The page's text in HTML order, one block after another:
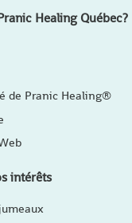
avez-vous entendu parler de Pranic Healing Québec?
de Pranic Healing®
intérêts